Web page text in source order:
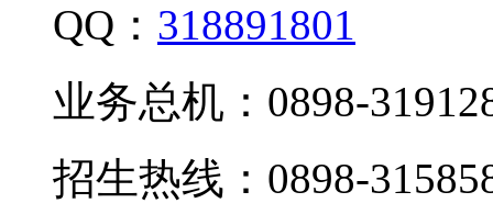
QQ： 318891801
业务总机：0898-
招生热线：0898-